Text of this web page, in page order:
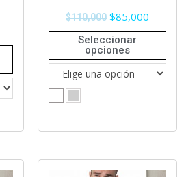
$110,000 $85,000
Seleccionar
opciones